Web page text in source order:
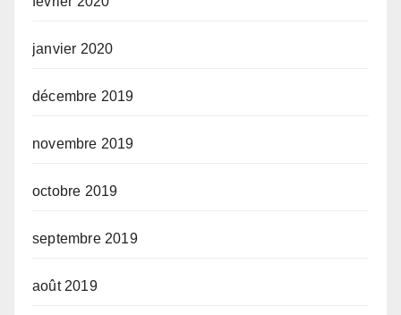
janvier 2020
décembre 2019
novembre 2019
octobre 2019
septembre 2019
août 2019